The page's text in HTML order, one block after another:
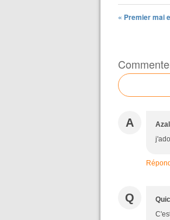
« Premier mai
A
Q